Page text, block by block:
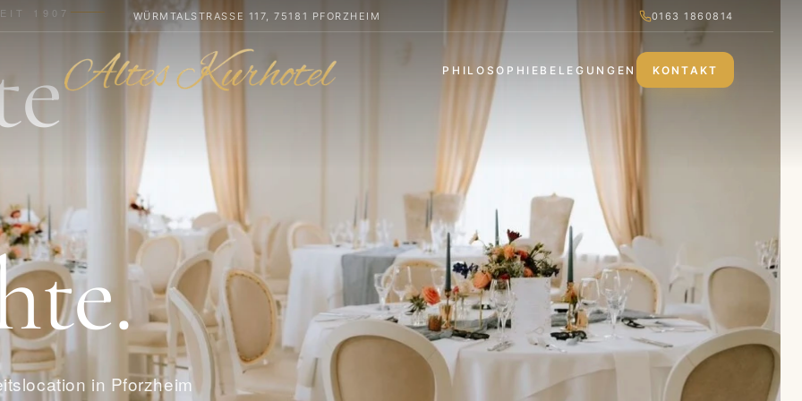
WÜRMTALSTRASSE 117, 75181 PFORZHEIM 0163 1860814
PHILOSOPHIE BELEGUNGEN KONTAKT
1907
in Pforzheim